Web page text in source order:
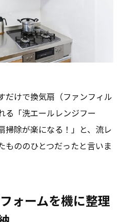
だけで換気扇（ファンフィル
る「洗エールレンジフー
掃除が楽になる！」と、流レ
もののひとつだったと言いま
ォームを機に整理